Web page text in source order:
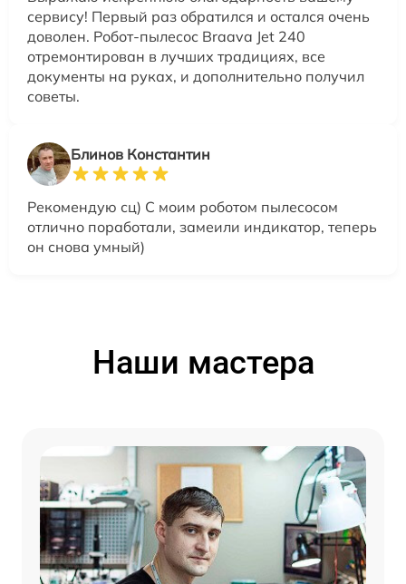
сервису! Первый раз обратился и остался очень
доволен. Робот-пылесос Braava Jet 240
отремонтирован в лучших традициях, все
документы на руках, и дополнительно получил
советы.
Блинов Константин
Рекомендую сц) С моим роботом пылесосом
отлично поработали, замеили индикатор, теперь
он снова умный)
Наши мастера